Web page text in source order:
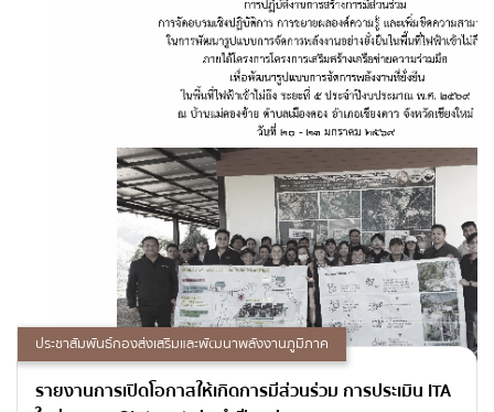
ประชาสัมพันธ์กองส่งเสริมและพัฒนาพลังงานภูมิภาค
รายงานการเปิดโอกาสให้เกิดการมีส่วนร่วม การประเมิน ITA